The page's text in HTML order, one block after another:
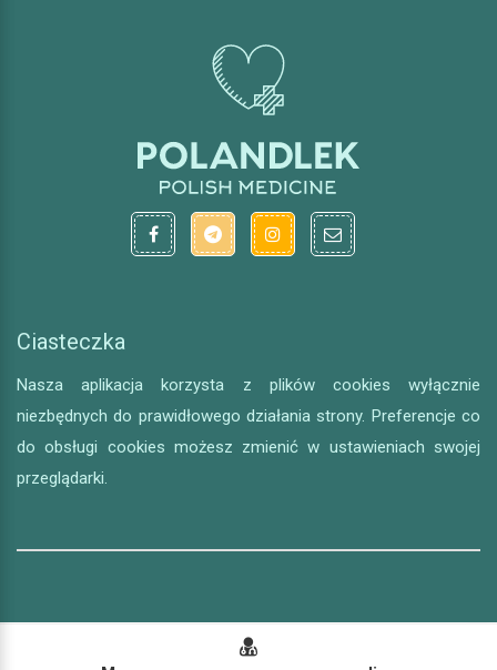
Ciasteczka
Nasza aplikacja korzysta z plików cookies wyłącznie
niezbędnych do prawidłowego działania strony. Preferencje co
do obsługi cookies możesz zmienić w ustawieniach swojej
przeglądarki.